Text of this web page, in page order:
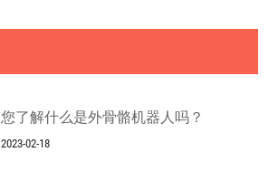
您了解什么是外骨骼机器人吗？
2023-02-18